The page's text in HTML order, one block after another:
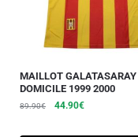
MAILLOT GALATASARAY
DOMICILE 1999 2000
89.90€ 44.90€